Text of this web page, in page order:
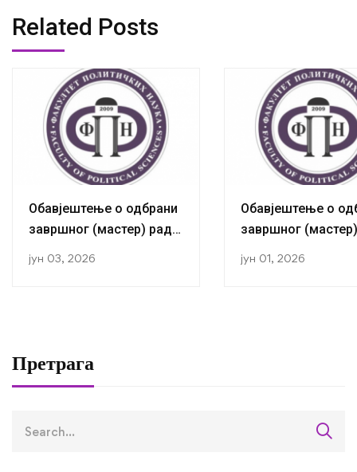
Related Posts
Обавјештење о одбрани
завршног (мастер) рада
јун 03, 2026
Обавјештење о
завршног
јун 01, 2026
Претрага